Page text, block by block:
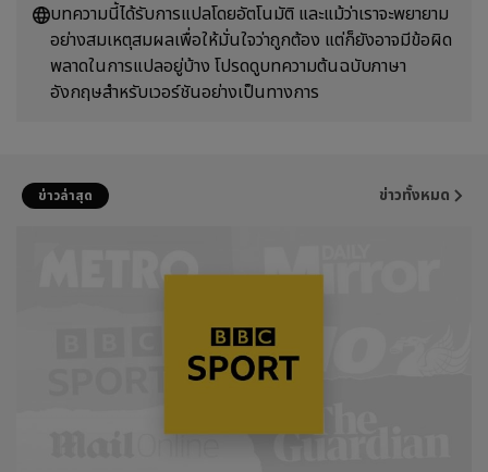
บทความนี้ได้รับการแปลโดยอัตโนมัติ และแม้ว่าเราจะพยายาม
อย่างสมเหตุสมผลเพื่อให้มั่นใจว่าถูกต้อง แต่ก็ยังอาจมีข้อผิด
พลาดในการแปลอยู่บ้าง โปรดดูบทความต้นฉบับภาษา
อังกฤษสำหรับเวอร์ชันอย่างเป็นทางการ
ข่าวล่าสุด ข่าวทั้งหมด